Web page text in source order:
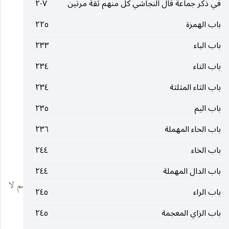
في ذكر جماعة قال النجاشي كل منهم ثقة مرتين
٢٠٧
باب الهمزة
٢٢٥
باب الباء
٢٣٣
باب التاء
٢٣٤
باب الثاء المثلثة
٢٣٤
باب اليم
٢٣٥
باب الحاء المهملة
٢٣٦
باب الخاء
٢٤٤
باب الدال المهملة
٢٤٤
باب الراء
٢٤٥
باب الزاي المعجمة
٢٤٥
في مذهبه لا في ثقته .
٥٤٥ ـ هشام الرماني قر [ جخ ] مجهول
___________________________________
(٢) تقدم في القسم الأول .
(٣) تقدم في القسم الأول .
(٤) الذي في رجال الشيخ من اصحاب الباقر عليه السلام هاشم لا
هشام وقد تقدم في القسم الأول .